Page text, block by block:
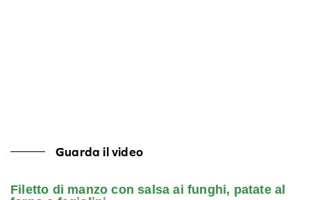
Guarda il video
Filetto di manzo con salsa ai funghi, patate al